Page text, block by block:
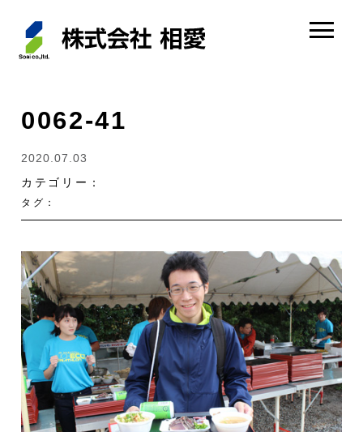
0062-41
2020.07.03
カテゴリー：
タグ：